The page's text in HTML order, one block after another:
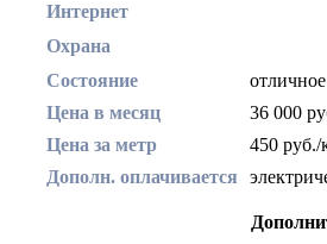
Интернет
Охрана
Состояние
Цена в месяц
36 000
Цена за метр
450
Дополн. оплачивается